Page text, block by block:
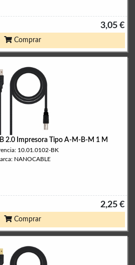
3,05 €
Comprar
2.0 Impresora Tipo A-M-B-M 1 M
10.01.0102-BK
NANOCABLE
2,25 €
Comprar